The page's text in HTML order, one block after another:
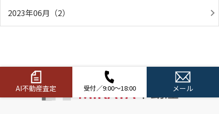
2023年06月（2）
AI不動産査定 受付／9:00～18:00 メール